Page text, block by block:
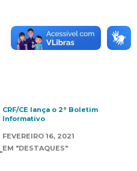
CRF/CE lança o 2° Boletim
Informativo
FEVEREIRO 16, 2021
EM "DESTAQUES"